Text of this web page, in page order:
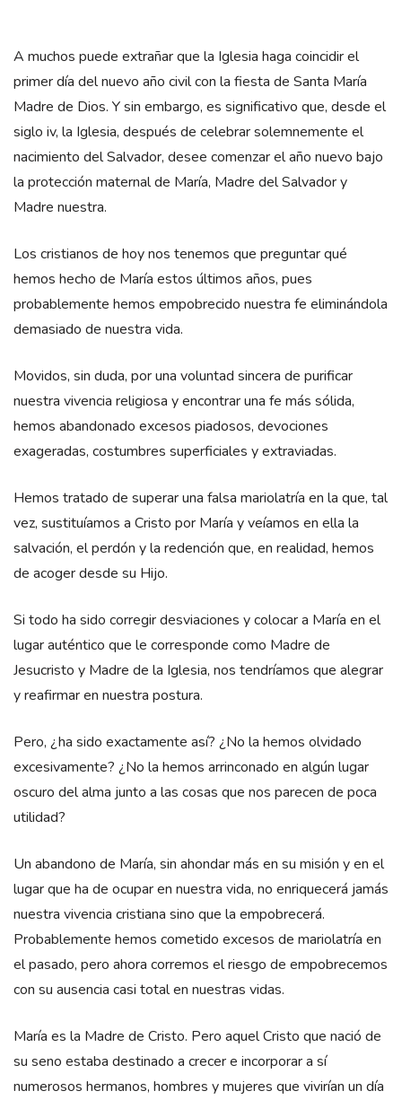
A muchos puede extrañar que la Iglesia haga coincidir el
primer día del nuevo año civil con la fiesta de Santa María
Madre de Dios. Y sin embargo, es significativo que, desde el
siglo iv, la Iglesia, después de celebrar solemnemente el
nacimiento del Salvador, desee comenzar el año nuevo bajo
la protección maternal de María, Madre del Salvador y
Madre nuestra.
Los cristianos de hoy nos tenemos que preguntar qué
hemos hecho de María estos últimos años, pues
probablemente hemos empobrecido nuestra fe eliminándola
demasiado de nuestra vida.
Movidos, sin duda, por una voluntad sincera de purificar
nuestra vivencia religiosa y encontrar una fe más sólida,
hemos abandonado excesos piadosos, devociones
exageradas, costumbres superficiales y extraviadas.
Hemos tratado de superar una falsa mariolatría en la que, tal
vez, sustituíamos a Cristo por María y veíamos en ella la
salvación, el perdón y la redención que, en realidad, hemos
de acoger desde su Hijo.
Si todo ha sido corregir desviaciones y colocar a María en el
lugar auténtico que le corresponde como Madre de
Jesucristo y Madre de la Iglesia, nos tendríamos que alegrar
y reafirmar en nuestra postura.
Pero, ¿ha sido exactamente así? ¿No la hemos olvidado
excesivamente? ¿No la hemos arrinconado en algún lugar
oscuro del alma junto a las cosas que nos parecen de poca
utilidad?
Un abandono de María, sin ahondar más en su misión y en el
lugar que ha de ocupar en nuestra vida, no enriquecerá jamás
nuestra vivencia cristiana sino que la empobrecerá.
Probablemente hemos cometido excesos de mariolatría en
el pasado, pero ahora corremos el riesgo de empobrecemos
con su ausencia casi total en nuestras vidas.
María es la Madre de Cristo. Pero aquel Cristo que nació de
su seno estaba destinado a crecer e incorporar a sí
numerosos hermanos, hombres y mujeres que vivirían un día